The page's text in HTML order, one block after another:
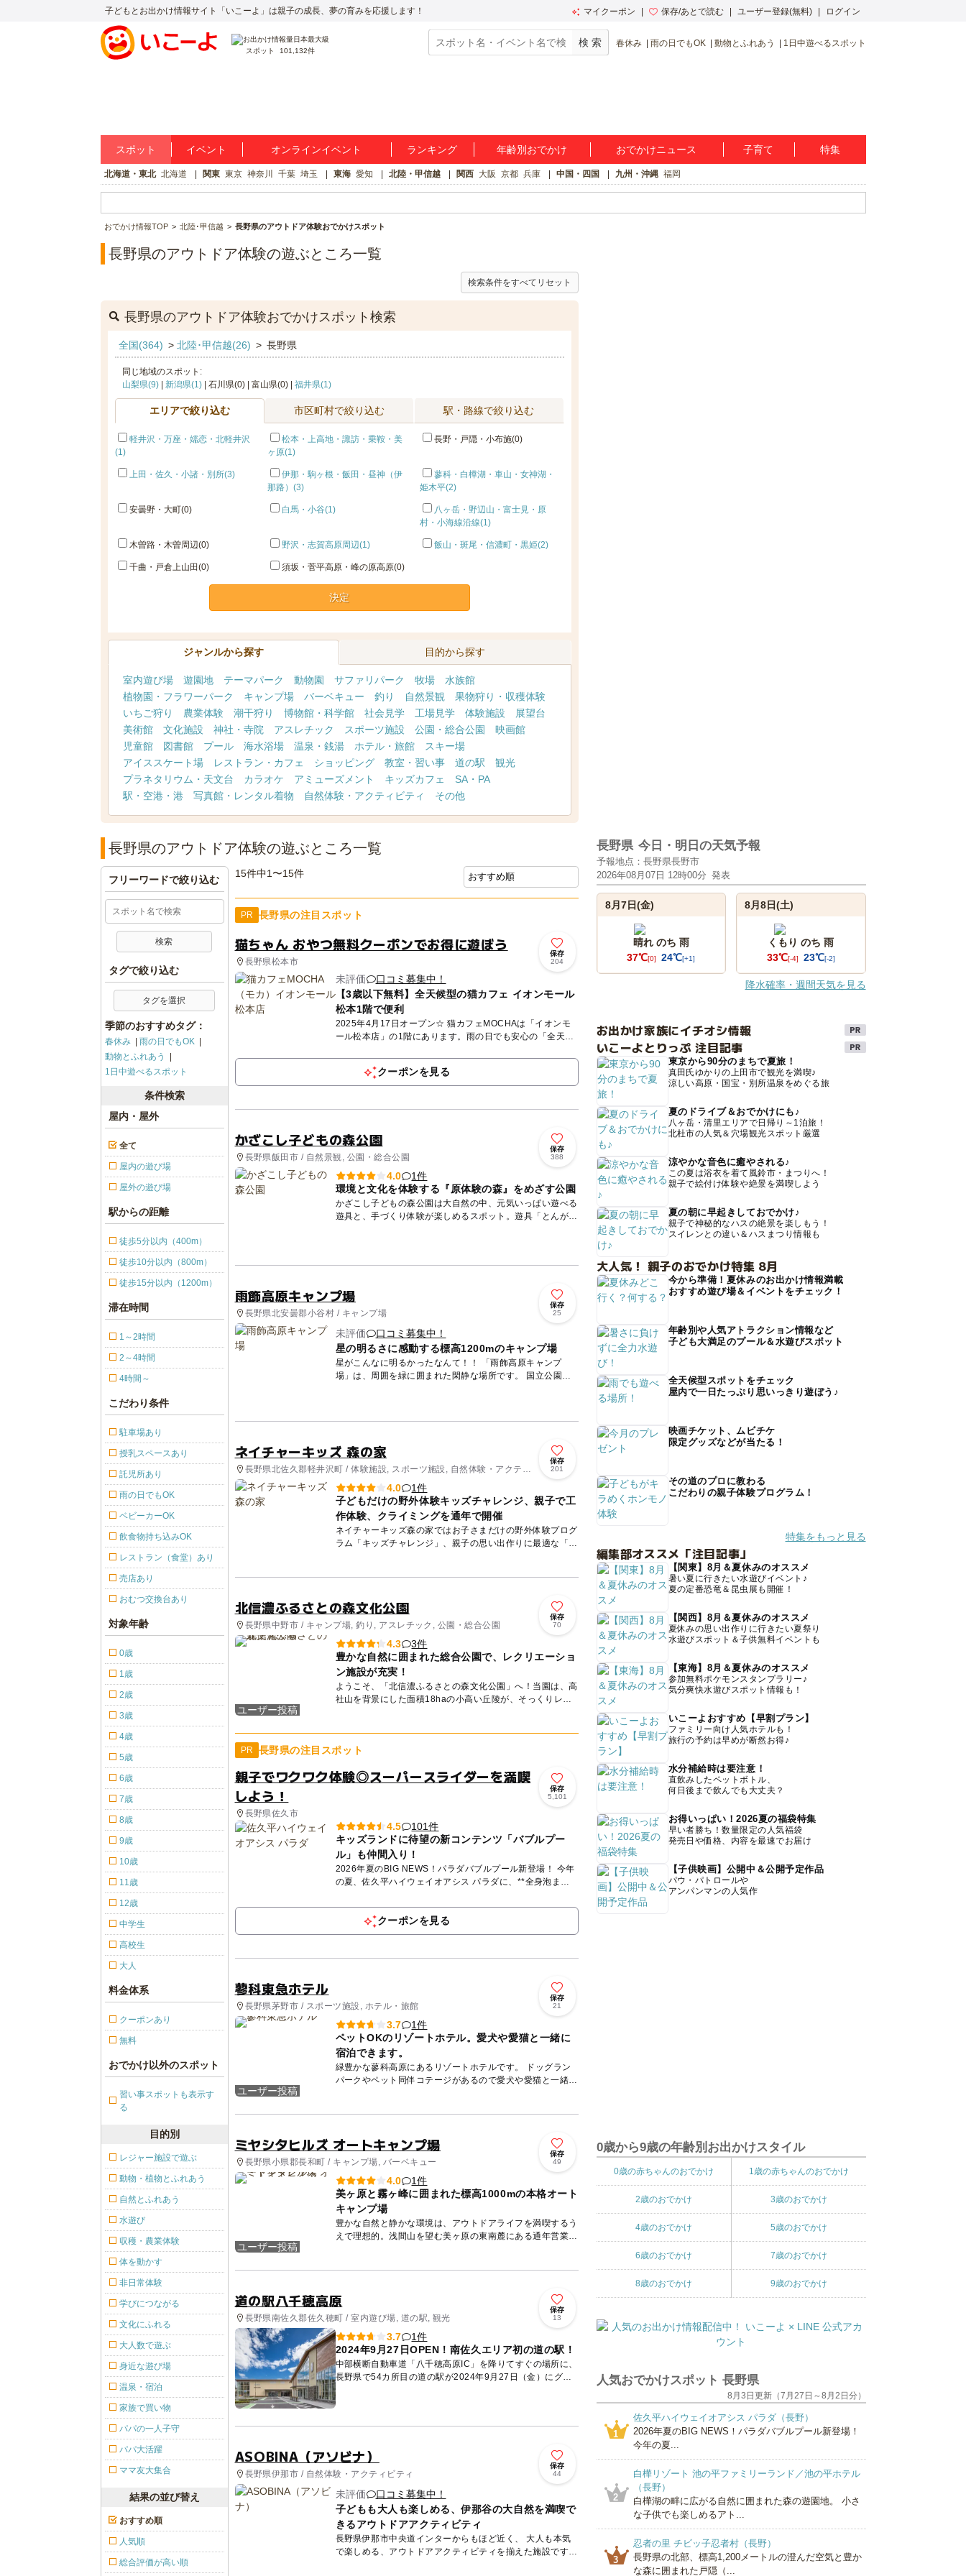
子どもとお出かけ情報サイト「いこーよ」は親子の成長、夢の育みを応援します！ マイクーポン 保存/あとで読む ユーザー登録(無料) ログイン
スポット 101,132件
春休み 雨の日でもOK 動物とふれあう 1日中遊べるスポット
スポット イベント オンラインイベント ランキング 年齢別おでかけ おでかけニュース 子育て 特集
北海道・東北 北海道 関東 東京 神奈川 千葉 埼玉 東海 愛知 北陸・甲信越 関西 大阪 京都 兵庫 中国・四国 九州・沖縄 福岡
おでかけ情報TOP 北陸･甲信越 長野県のアウトドア体験おでかけスポット
長野県のアウトドア体験の遊ぶところ一覧
検索条件をすべてリセット
長野県のアウトドア体験おでかけスポット検索
全国(364) > 北陸･甲信越(26) > 長野県
同じ地域のスポット:
山梨県(9)| 新潟県(1)| 石川県(0) | 富山県(0) | 福井県(1)
エリアで絞り込む 市区町村で絞り込む 駅・路線で絞り込む
軽井沢・万座・嬬恋・北軽井沢
(1)
松本・上高地・諏訪・乗鞍・美
ヶ原(1)
長野・戸隠・小布施(0)
上田・佐久・小諸・別所(3)
伊那・駒ヶ根・飯田・昼神（伊
那路）(3)
蓼科・白樺湖・車山・女神湖・
姫木平(2)
安曇野・大町(0) 白馬・小谷(1)
八ヶ岳・野辺山・富士見・原
村・小海線沿線(1)
木曽路・木曽周辺(0) 野沢・志賀高原周辺(1) 飯山・斑尾・信濃町・黒姫(2)
千曲・戸倉上山田(0) 須坂・菅平高原・峰の原高原(0)
決定
ジャンルから探す 目的から探す
室内遊び場 遊園地 テーマパーク 動物園 サファリパーク 牧場
水族館
植物園・フラワーパーク
キャンプ場 バーベキュー 釣り 自然景観
果物狩り・収穫体験
いちご狩り
農業体験 潮干狩り 博物館・科学館 社会見学 工場見学 体験施設
展望台
美術館
文化施設 神社・寺院 アスレチック スポーツ施設 公園・総合公園
映画館
児童館
図書館 プール 海水浴場 温泉・銭湯 ホテル・旅館
スキー場
アイススケート場
レストラン・カフェ ショッピング 教室・習い事 道の駅
観光
プラネタリウム・天文台
カラオケ アミューズメント キッズカフェ
SA・PA
駅・空港・港
写真館・レンタル着物 自然体験・アクティビティ その他
長野県のアウトドア体験の遊ぶところ一覧
15件中1〜15件
PR 長野県の注目スポット
猫ちゃん おやつ無料クーポンでお得に遊ぼう
長野県松本市
保存
204
未評価
口コミ募集中！
【3歳以下無料】全天候型の猫カフェ イオンモール
松本1階で便利
2025年4月17日オープン☆ 猫カフェMOCHAは「イオンモ
ール松本店」の1階にあります。雨の日でも安心の「全天候
クーポンを見る
かざこし子どもの森公園
長野県飯田市 / 自然景観, 公園・総合公園
保存
388
4.0
1件
環境と文化を体験する『原体験の森』をめざす公園
かざこし子どもの森公園は大自然の中、元気いっぱい遊べる
遊具と、手づくり体験が楽しめるスポット。遊具「とんがり
雨飾高原キャンプ場
長野県北安曇郡小谷村 / キャンプ場
保存
25
未評価
口コミ募集中！
星の明るさに感動する標高1200mのキャンプ場
星がこんなに明るかったなんて！！ 「雨飾高原キャンプ
場」は、周囲を緑に囲まれた閑静な場所です。 国立公園の
ネイチャーキッズ 森の家
長野県北佐久郡軽井沢町 / 体験施設, スポーツ施設, 自然体験・アクティ
ビティ
保存
201
4.0
1件
子どもだけの野外体験キッズチャレンジ、親子で工
作体験、クライミングを通年で開催
ネイチャーキッズ森の家ではお子さまだけの野外体験プログ
ラム「キッズチャレンジ」、親子の思い出作りに最適な「森
北信濃ふるさとの森文化公園
長野県中野市 / キャンプ場, 釣り, アスレチック, 公園・総合公園
保存
70
ユーザー投稿
4.3
3件
豊かな自然に囲まれた総合公園で、レクリエーショ
ン施設が充実！
ようこそ、「北信濃ふるさとの森文化公園」へ！当園は、高
社山を背景にした面積18haの小高い丘陵が、そっくりレク
PR 長野県の注目スポット
親子でワクワク体験◎スーパースライダーを満喫
しよう！
長野県佐久市
保存
5,101
4.5
101件
キッズランドに待望の新コンテンツ「バブルプー
ル」も仲間入り！
2026年夏のBIG NEWS！パラダバブルプール新登場！ 今年
の夏、佐久平ハイウェイオアシス パラダに、**全身泡まみ
クーポンを見る
蓼科東急ホテル
長野県茅野市 / スポーツ施設, ホテル・旅館
保存
21
ユーザー投稿
3.7
1件
ペットOKのリゾートホテル。愛犬や愛猫と一緒に
宿泊できます。
緑豊かな蓼科高原にあるリゾートホテルです。 ドッグラン
パークやペット同伴コテージがあるので愛犬や愛猫と一緒に
ミヤシタヒルズ オートキャンプ場
長野県小県郡長和町 / キャンプ場, バーベキュー
保存
49
ユーザー投稿
4.0
1件
美ヶ原と霧ヶ峰に囲まれた標高1000mの本格オート
キャンプ場
豊かな自然と静かな環境は、アウトドアライフを満喫するう
えで理想的。浅間山を望む美ヶ原の東南麓にある通年営業の
道の駅八千穂高原
長野県南佐久郡佐久穂町 / 室内遊び場, 道の駅, 観光
保存
13
3.7
1件
2024年9月27日OPEN！南佐久エリア初の道の駅！
中部横断自動車道「八千穂高原IC」を降りてすぐの場所に、
長野県で54カ所目の道の駅が2024年9月27日（金）にグラ
ASOBINA（アソビナ）
長野県伊那市 / 自然体験・アクティビティ
保存
44
未評価
口コミ募集中！
子どもも大人も楽しめる、伊那谷の大自然を満喫で
きるアウトドアアクティビティ
長野県伊那市中央道インターからもほど近く、 大人も本気
で楽しめる、アウトドアアクティビティを揃えた施設です！
フリーワードで絞り込む
タグで絞り込む
タグを選択
季節のおすすめタグ：
春休み
雨の日でもOK
動物とふれあう
1日中遊べるスポット
条件検索
屋内・屋外
全て
屋内の遊び場
屋外の遊び場
駅からの距離
徒歩5分以内（400m）
徒歩10分以内（800m）
徒歩15分以内（1200m）
滞在時間
1～2時間
2～4時間
4時間～
こだわり条件
駐車場あり
授乳スペースあり
託児所あり
雨の日でもOK
ベビーカーOK
飲食物持ち込みOK
レストラン（食堂）あり
売店あり
おむつ交換台あり
対象年齢
0歳
1歳
2歳
3歳
4歳
5歳
6歳
7歳
8歳
9歳
10歳
11歳
12歳
中学生
高校生
大人
料金体系
クーポンあり
無料
おでかけ以外のスポット
習い事スポットも表示す
る
目的別
レジャー施設で遊ぶ
動物・植物とふれあう
自然とふれあう
水遊び
収穫・農業体験
体を動かす
非日常体験
学びにつながる
文化にふれる
大人数で遊ぶ
身近な遊び場
温泉・宿泊
家族で買い物
パパの一人子守
パパ大活躍
ママ友大集合
結果の並び替え
おすすめ順
人気順
総合評価が高い順
長野県 今日・明日の天気予報
予報地点：長野県長野市
2026年08月07日 12時00分 発表
8月7日(金)
晴れ のち 雨
37℃[0] 24℃[+1]
8月8日(土)
くもり のち 雨
33℃[-4] 23℃[-2]
降水確率・週間天気を見る
お出かけ家族にイチオシ情報
いこーよとりっぷ 注目記事
東京から90分のまちで夏旅！
真田氏ゆかりの上田市で観光を満喫♪
涼しい高原・国宝・別所温泉をめぐる旅
夏のドライブ＆おでかけにも♪
八ヶ岳・清里エリアで日帰り～1泊旅！
北杜市の人気＆穴場観光スポット厳選
涼やかな音色に癒やされる♪
この夏は浴衣を着て風鈴市・まつりへ！
親子で絵付け体験や絶景を満喫しよう
夏の朝に早起きしておでかけ♪
親子で神秘的なハスの絶景を楽しもう！
スイレンとの違い＆ハスまつり情報も
大人気！ 親子のおでかけ特集 8月
今から準備！夏休みのお出かけ情報満載
おすすめ遊び場＆イベントをチェック！
年齢別や人気アトラクション情報など
子ども大満足のプール＆水遊びスポット
全天候型スポットをチェック
屋内で一日たっぷり思いっきり遊ぼう♪
映画チケット、ムビチケ
限定グッズなどが当たる！
その道のプロに教わる
こだわりの親子体験プログラム！
特集をもっと見る
編集部オススメ「注目記事」
【関東】8月＆夏休みのオススメ
暑い夏に行きたい水遊びイベント♪
夏の定番恐竜＆昆虫展も開催！
【関西】8月＆夏休みのオススメ
夏休みの思い出作りに行きたい夏祭り
水遊びスポット＆子供無料イベントも
【東海】8月＆夏休みのオススメ
参加無料ポケモンスタンプラリー♪
気分爽快水遊びスポット情報も！
いこーよおすすめ【早割プラン】
ファミリー向け人気ホテルも！
旅行の予約は早めが断然お得♪
水分補給時は要注意！
直飲みしたペットボトル、
何日後まで飲んでも大丈夫？
お得いっぱい！2026夏の福袋特集
早い者勝ち！数量限定の人気福袋
発売日や価格、内容を最速でお届け
【子供映画】公開中＆公開予定作品
パウ・パトロールや
アンパンマンの人気作
0歳から9歳の年齢別お出かけスタイル
0歳の赤ちゃんのおでかけ 1歳の赤ちゃんのおでかけ
2歳のおでかけ 3歳のおでかけ
4歳のおでかけ 5歳のおでかけ
6歳のおでかけ 7歳のおでかけ
8歳のおでかけ 9歳のおでかけ
人気おでかけスポット 長野県
8月3日更新（7月27日～8月2日分）
1
佐久平ハイウェイオアシス パラダ（長野）
2026年夏のBIG NEWS！パラダバブルプール新登場！
今年の夏...
2
白樺リゾート 池の平ファミリーランド／池の平ホテル
（長野）
白樺湖の畔に広がる自然に囲まれた森の遊園地。 小さ
な子供でも楽しめるアト...
3
忍者の里 チビッ子忍者村（長野）
長野県の北部、標高1,200メートルの澄んだ空気と豊か
な森に囲まれた戸隠（...